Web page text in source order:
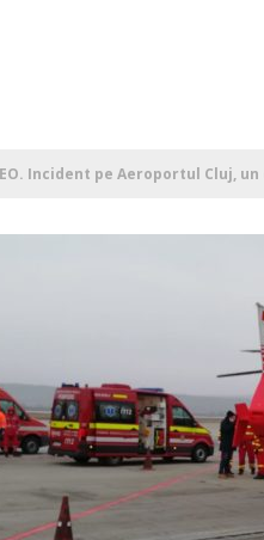
Incident pe Aeroportul Cluj,